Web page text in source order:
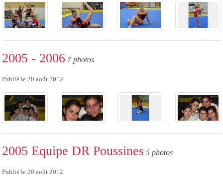
2005 - 2006 7 photos
Publié le 20 août 2012
2005 Equipe DR Poussines 5 photos
Publié le 20 août 2012